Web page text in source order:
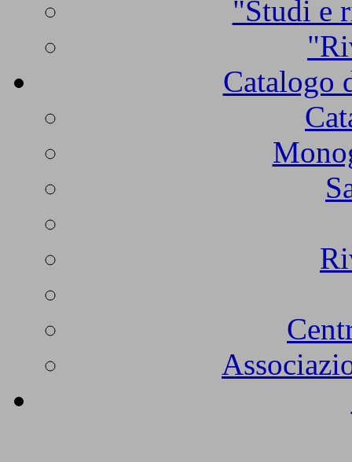
"Studi e
Catalogo